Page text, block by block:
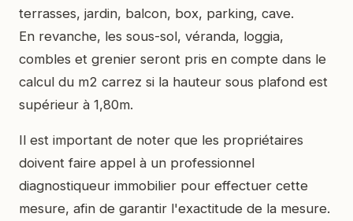
terrasses, jardin, balcon, box, parking, cave.
En revanche, les sous-sol, véranda, loggia,
combles et grenier seront pris en compte dans le
calcul du m2 carrez si la hauteur sous plafond est
supérieur à 1,80m.
Il est important de noter que les propriétaires
doivent faire appel à un professionnel
diagnostiqueur immobilier pour effectuer cette
mesure, afin de garantir l'exactitude de la mesure.